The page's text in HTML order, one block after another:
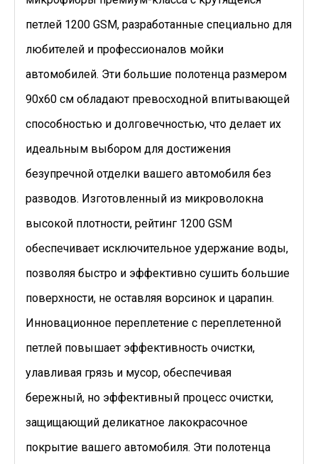
петлей 1200 GSM, разработанные специально для
любителей и профессионалов мойки
автомобилей. Эти большие полотенца размером
90x60 см обладают превосходной впитывающей
способностью и долговечностью, что делает их
идеальным выбором для достижения
безупречной отделки вашего автомобиля без
разводов. Изготовленный из микроволокна
высокой плотности, рейтинг 1200 GSM
обеспечивает исключительное удержание воды,
позволяя быстро и эффективно сушить большие
поверхности, не оставляя ворсинок и царапин.
Инновационное переплетение с переплетенной
петлей повышает эффективность очистки,
улавливая грязь и мусор, обеспечивая
бережный, но эффективный процесс очистки,
защищающий деликатное лакокрасочное
покрытие вашего автомобиля. Эти полотенца